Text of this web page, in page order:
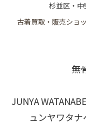
杉並区・
古着買取・販売ショ
無
JUNYA
ュンヤワタ